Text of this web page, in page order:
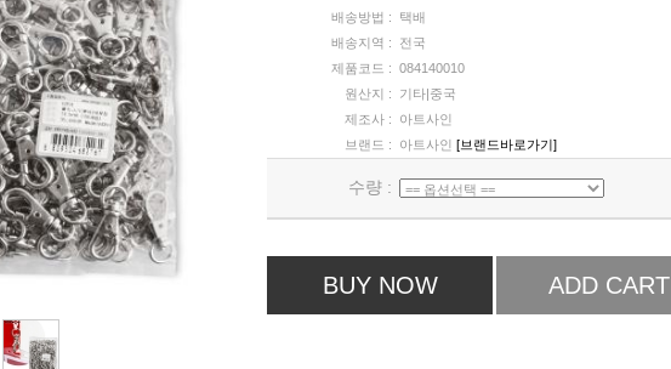
배송방법 :
택배
배송지역 :
전국
제품코드 : 084140010
원산지 :
기타|중국
제조사 :
아트사인
브랜드 :
아트사인 [브랜드바로가기]
수량 :
BUY NOW ADD CART